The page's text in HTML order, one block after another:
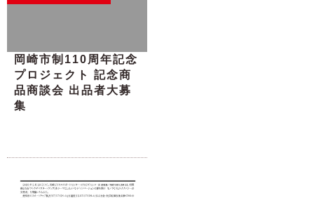
岡崎市制110周年記念
プロジェクト 記念商
品商談会 出品者大募
集